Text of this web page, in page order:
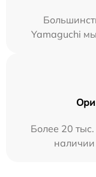
Yamaguchi
Более 20